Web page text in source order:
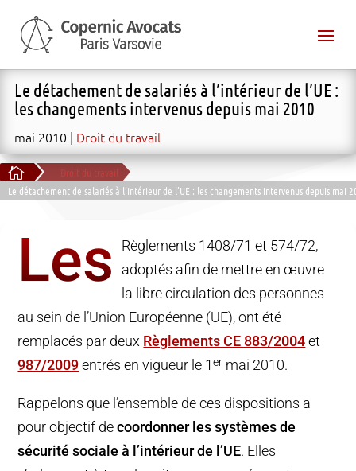
Le détachement de salariés à l’intérieur de l’UE :
les changements intervenus depuis mai 2010
mai 2010 Droit du travail

Droit du travail
Le détachement de salariés à l’intérieur de l’UE : les changements intervenus depuis mai
Les
Règlements 1408/71 et 574/72,
adoptés afin de mettre en œuvre
la libre circulation des personnes
au sein de l’Union Européenne (UE), ont été
remplacés par deux Règlements CE 883/2004et
987/2009entrés en vigueur le 1er mai 2010.
Rappelons que l’ensemble de ces dispositions a
pour objectif decoordonner les systèmes de
sécurité sociale à l’intérieur de l’UE. Elles